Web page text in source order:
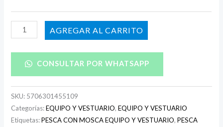
AÑADIR AL CARRITO
CONSULTAR POR WHATSAPP
SKU: 5706301455109
Categorías:EQUIPO Y VESTUARIO,EQUIPO Y VESTUARIO
Etiquetas:PESCA CON MOSCA EQUIPO Y VESTUARIO,PESCA